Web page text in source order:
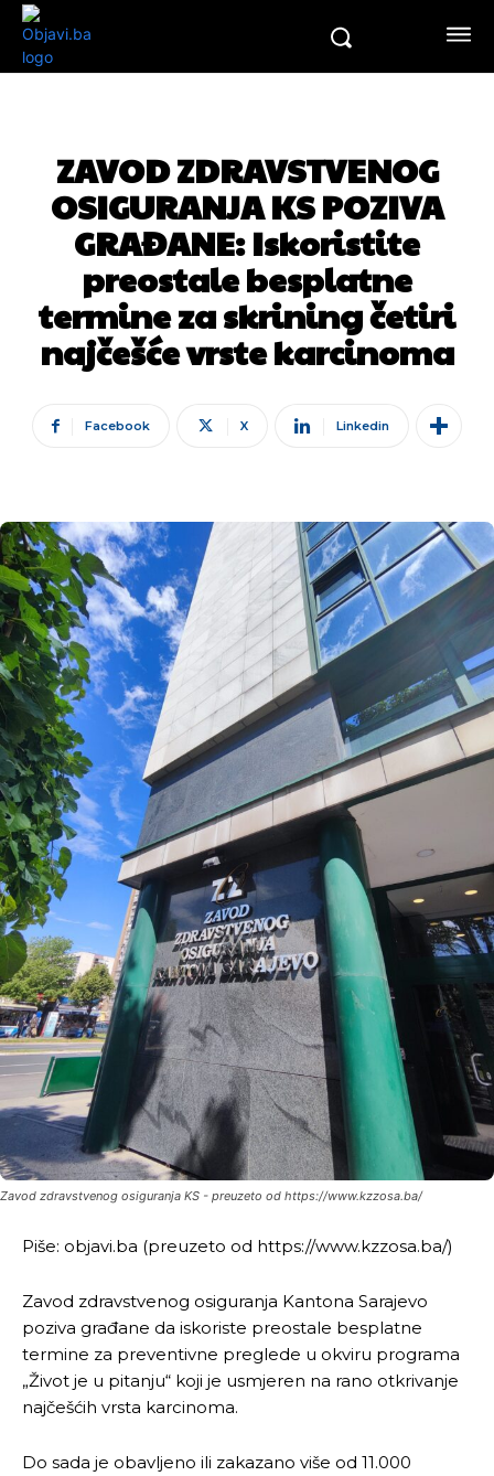
ZAVOD ZDRAVSTVENOG
OSIGURANJA KS POZIVA
GRAĐANE: Iskoristite
preostale besplatne
termine za skrining četiri
najčešće vrste karcinoma
Facebook X Linkedin
Zavod zdravstvenog osiguranja KS - preuzeto od https://www.kzzosa.ba/
Piše: objavi.ba (preuzeto od https://www.kzzosa.ba/)
Zavod zdravstvenog osiguranja Kantona Sarajevo
poziva građane da iskoriste preostale besplatne
termine za preventivne preglede u okviru programa
„Život je u pitanju“ koji je usmjeren na rano otkrivanje
najčešćih vrsta karcinoma.
Do sada je obavljeno ili zakazano više od 11.000